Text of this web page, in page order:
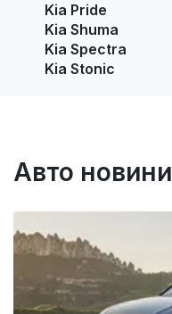
Kia Pride
Kia Shuma
Kia Spectra
Kia Stonic
Авто новини